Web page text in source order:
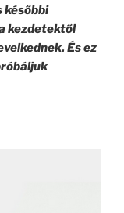
későbbi
kezdetektől
És ez